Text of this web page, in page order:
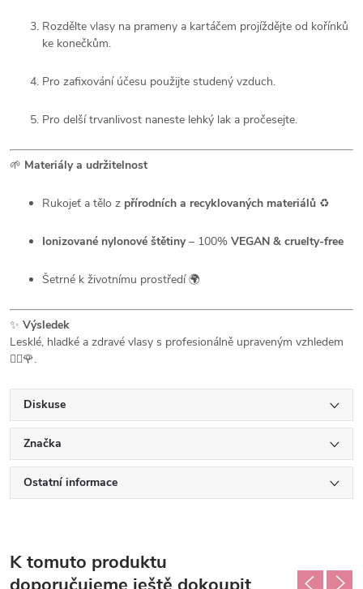
Rozdělte vlasy na prameny a kartáčem projíždějte od kořínků
ke konečkům.
Pro zafixování účesu použijte studený vzduch.
Pro delší trvanlivost naneste lehký lak a pročesejte.
🌱 Materiály a udržitelnost
Rukojeť a tělo z přírodních a recyklovaných materiálů ♻️
Ionizované nylonové štětiny– 100% VEGAN & cruelty-free
Šetrné k životnímu prostředí 🌍
✨ Výsledek
Lesklé, hladké a zdravé vlasy s profesionálně upraveným vzhledem
💇‍♀️🌹.
Diskuse
Značka
Ostatní informace
K tomuto produktu